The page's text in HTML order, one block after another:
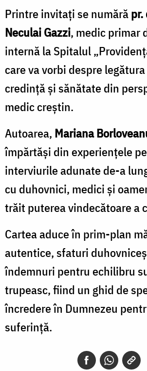
Printre invitați se numărăpr.
Neculai Gazzi, medic primar
internă la Spitalul
care va vorbi despre
credință și sănătate din
medic creștin.
Autoarea, Mariana
împărtăși din experiențele
interviurile adunate de-a
cu duhovnici, medici și
trăit puterea vindecătoare a
Cartea aduce în prim-plan
autentice, sfaturi
îndemnuri pentru echilibru
trupeasc, fiind un ghid de
încredere în Dumnezeu
suferință.